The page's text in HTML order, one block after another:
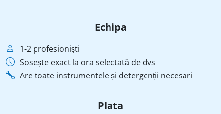
Echipa
1-2 profesioniști
Sosește exact la ora selectată de dvs
Are toate instrumentele și detergenții necesari
Plata